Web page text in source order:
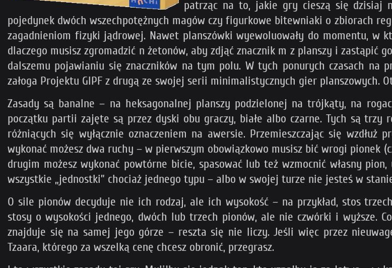
patrząc na to, jakie gry cieszą się dzisiaj
pojedynek dwóch wszechpotężnych magów czy figurkowe bitewniaki o zbiorach
zagadnieniom fizyki jądrowej. Nawet planszówki wyewoluowały do momentu, w
dlaczego musisz zgromadzić n żetonów, aby zdjąć znacznik m z planszy i zastąpić
dalszemu pojawianiu się znaczników na tym polu. W tych ponurych czasach na
załoga Projektu GIPF z drugą ze swojej serii minimalistycznych gier planszowych.
Zasady są banalne – na heksagonalnej planszy podzielonej na trójkąty, na
początku partii zajęte są przez dyski obu graczy, białe albo czarne. Tych są trzy
różniących się wyłącznie oznaczeniem na awersie. Przemieszczając się
wykonać możesz dwa ruchy – w pierwszym obowiązkowo musisz bić wrogi pionek
drugim możesz wykonać powtórne bicie, spasować lub też wzmocnić własny
wszystkie „jednostki” chociaż jednego typu – albo w swojej turze nie jesteś w
O sile pionów decyduje nie ich rodzaj, ale ich wysokość – na przykład, stos
stosy o wysokości jednego, dwóch lub trzech pionów, ale nie czwórki i wyższe.
znajduje się na samej jego górze – reszta się nie liczy. Jeśli więc przez
Tzaara, którego za wszelką cenę chcesz obronić, przegrasz.